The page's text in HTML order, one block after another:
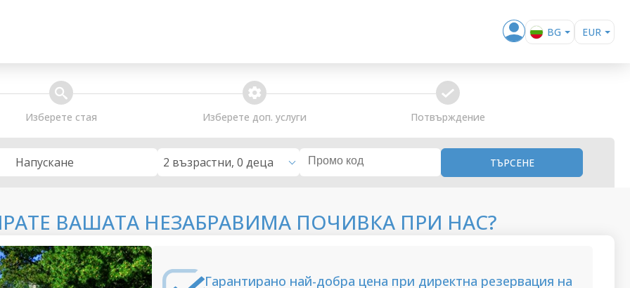
BG
EUR
search
Изберете стая
extra_services
Изберете доп. услуги
confirm
Потвърждение
Напускане 2 възрастни, 0 деца ТЪРСЕНЕ
ВАШАТА НЕЗАБРАВИМА ПОЧИВКА ПРИ НАС?
Гарантирано най-добра цена при директна резервация на